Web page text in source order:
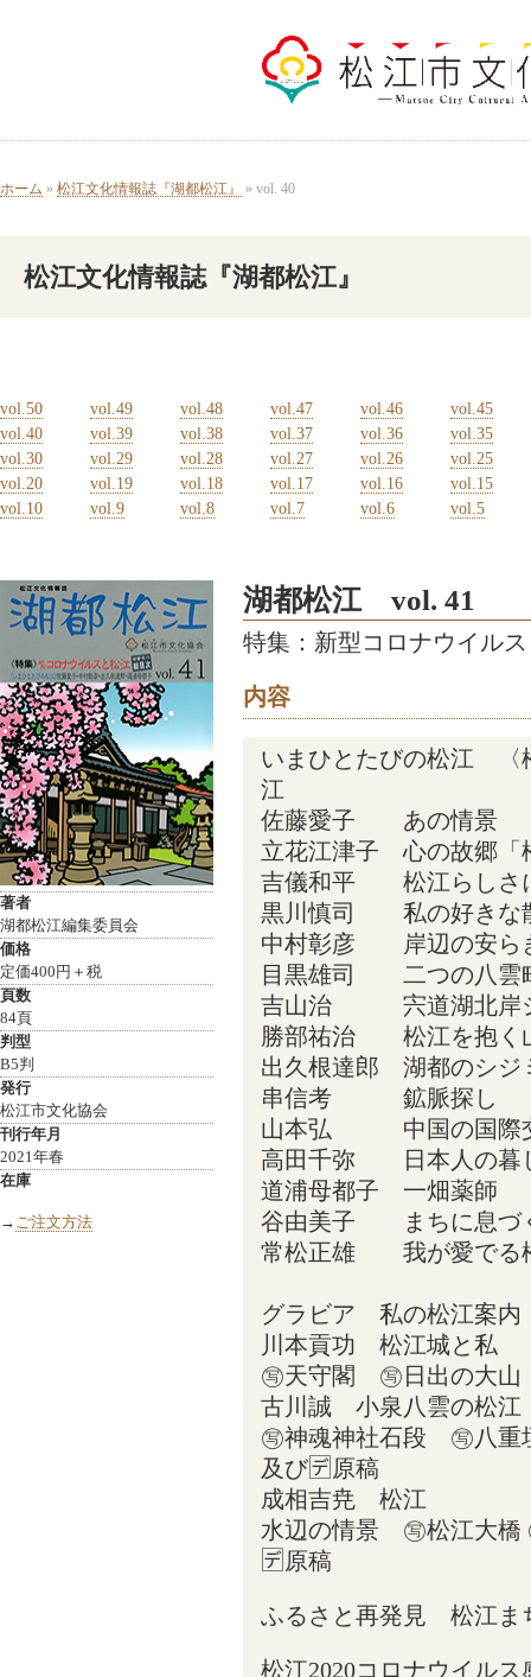
ホーム » 松江文化情報誌『湖都松江』 » vol. 40
松江文化情報誌『湖都松江』
vol.50 vol.49 vol.48 vol.47 vol.46
vol.45
vol.40
vol.39 vol.38 vol.37 vol.36
vol.35
vol.30
vol.29 vol.28 vol.27 vol.26
vol.25
vol.20
vol.19 vol.18 vol.17 vol.16
vol.15
vol.10
vol.9 vol.8 vol.7 vol.6 vol.5
湖都松江 vol. 41
特集：新型コロナウイル
内容
いまひとたびの松江 〈
江
佐藤愛子 あの情景
立花江津子 心の故郷「
吉儀和平 松江らしさ
黒川慎司 私の好きな
中村彰彦 岸辺の安ら
目黒雄司 二つの八雲
吉山治 宍道湖北岸ジ
勝部祐治 松江を抱く
出久根達郎 湖都のシジ
串信考 鉱脈探し
山本弘 中国の国際交
高田千弥 日本人の暮
道浦母都子 一畑薬師
谷由美子 まちに息づ
常松正雄 我が愛でる
グラビア 私の松江案内
川本貢功 松江城と私
㊢天守閣 ㊢日出の大
古川誠 小泉八雲の松江
㊢神魂神社石段 ㊢八
及び🈓原稿
成相吉尭 松江
水辺の情景 ㊢松江大
🈓原稿
ふるさと再発見 松江
松江2020コロナウイルス
著者
湖都松江編集委員会
価格
定価400円＋税
頁数
84頁
判型
B5判
発行
松江市文化協会
刊行年月
2021年春
在庫
→ ご注文方法